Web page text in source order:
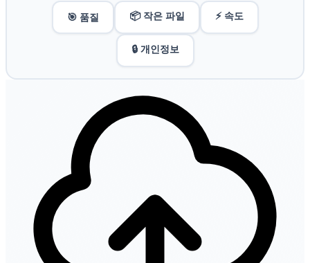
🎯 품질 📦 작은 파일 ⚡ 속도
🔒 개인정보